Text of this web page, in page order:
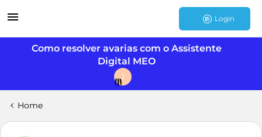
Login
Como resolver avarias com o Assistente
Digital MEO
J
Home